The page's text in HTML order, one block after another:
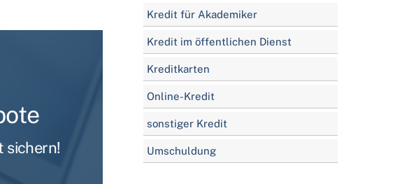
sichern!
Kredit für Akademiker
Kredit im öffentlichen Dienst
Kreditkarten
Online-Kredit
sonstiger Kredit
Umschuldung